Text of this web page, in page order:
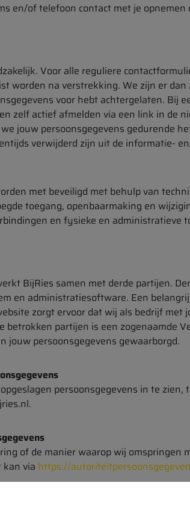
en/of telefoon contact met je opnemen
Voor alle reguliere
worden na verstrekking. We zijn er
voor hebt achtergelaten. Bij
zelf actief afmelden via een link in de
jouw persoonsgegevens gedurende
verwijderd zijn uit de informatie-
met beveiligd met behulp van
toegang, openbaarmaking en
en fysieke en administratieve
BijRies samen met derde partijen.
en administratiesoftware. Een
zorgt ervoor dat wij als bedrijf met
partijen is een zogenaamde
jouw persoonsgegevens gewaarborgd.
persoonsgegevens in te
of de manier waarop wij omspringen
kan via https://